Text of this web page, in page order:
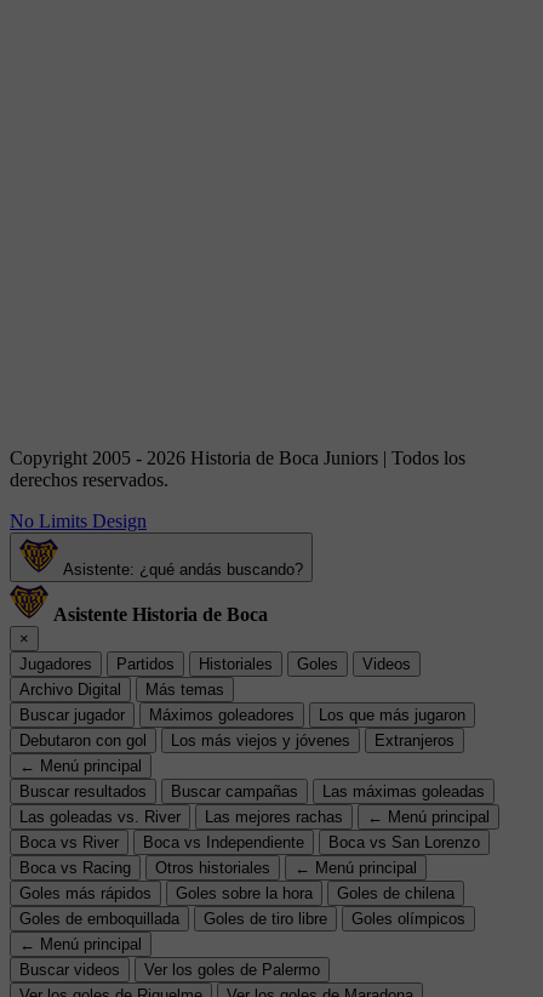
Copyright 2005 - 2026 Historia de Boca Juniors | Todos los
derechos reservados.
No Limits Design
Asistente: ¿qué andás buscando?
Asistente Historia de Boca
×
Jugadores
Partidos Historiales Goles
Videos
Archivo Digital
Más temas
Buscar jugador
Máximos goleadores
Los que más jugaron
Debutaron con gol
Los más viejos y jóvenes
Extranjeros
← Menú principal
Buscar resultados
Buscar campañas
Las máximas goleadas
Las goleadas vs. River
Las mejores rachas
← Menú principal
Boca vs River
Boca vs Independiente
Boca vs San Lorenzo
Boca vs Racing
Otros historiales
← Menú principal
Goles más rápidos
Goles sobre la hora
Goles de chilena
Goles de emboquillada
Goles de tiro libre
Goles olímpicos
← Menú principal
Buscar videos
Ver los goles de Palermo